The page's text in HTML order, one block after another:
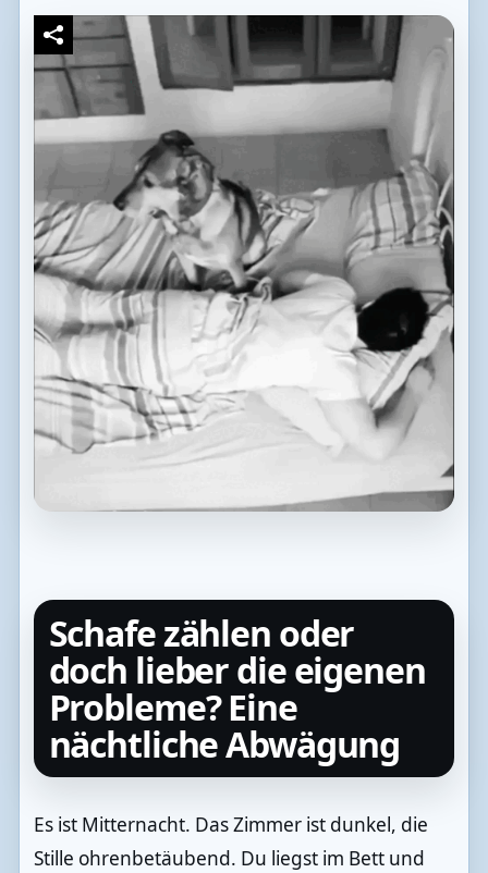
Schafe zählen oder
doch lieber die eigenen
Probleme? Eine
nächtliche Abwägung
Es ist Mitternacht. Das Zimmer ist dunkel, die
Stille ohrenbetäubend. Du liegst im Bett und